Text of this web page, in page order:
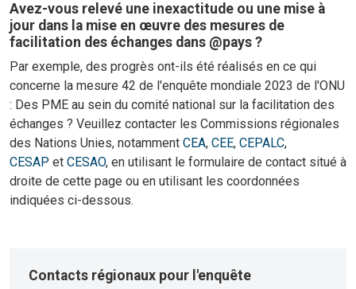
Avez-vous relevé une inexactitude ou une mise à
jour dans la mise en œuvre des mesures de
facilitation des échanges dans @pays ?
Par exemple, des progrès ont-ils été réalisés en ce qui
concerne la mesure 42 de l'enquête mondiale 2023 de l'ONU
: Des PME au sein du comité national sur la facilitation des
échanges ? Veuillez contacter les Commissions régionales
des Nations Unies, notamment CEA, CEE, CEPALC,
CESAP et CESAO, en utilisant le formulaire de contact situé à
droite de cette page ou en utilisant les coordonnées
indiquées ci-dessous.
Contacts régionaux pour l'enquête